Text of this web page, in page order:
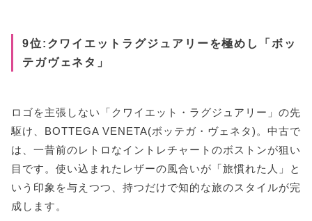
9位:クワイエットラグジュアリーを極めし「ボッ
テガヴェネタ」
ロゴを主張しない「クワイエット・ラグジュアリー」の先
駆け、BOTTEGA VENETA(ボッテガ・ヴェネタ)。中古で
は、一昔前のレトロなイントレチャートのボストンが狙い
目です。使い込まれたレザーの風合いが「旅慣れた人」と
いう印象を与えつつ、持つだけで知的な旅のスタイルが完
成します。